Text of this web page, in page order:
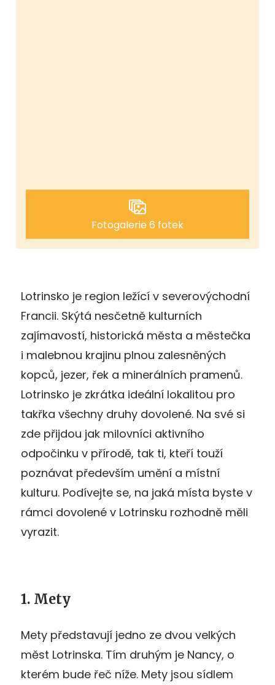
Fotogalerie 6 fotek
Lotrinsko je region ležící v severovýchodní
Francii. Skýtá nesčetně kulturních
zajímavostí, historická města a městečka
i malebnou krajinu plnou zalesněných
kopců, jezer, řek a minerálních pramenů.
Lotrinsko je zkrátka ideální lokalitou pro
takřka všechny druhy dovolené. Na své si
zde přijdou jak milovníci aktivního
odpočinku v přírodě, tak ti, kteří touží
poznávat především umění a místní
kulturu. Podívejte se, na jaká místa byste v
rámci dovolené v Lotrinsku rozhodně měli
vyrazit.
1. Mety
Mety představují jedno ze dvou velkých
měst Lotrinska. Tím druhým je Nancy, o
kterém bude řeč níže. Mety jsou sídlem